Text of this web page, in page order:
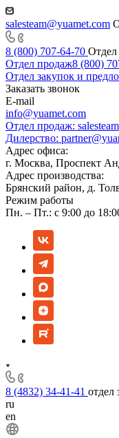
salesteam@yuamet.com
8 (800) 707-64-70
Отдел продаж8 (800)
Отдел закупок и
Заказать звонок
E-mail
info@yuamet.com
Отдел продаж:
Дилерство:
Адрес офиса:
г. Москва, Проспект
Адрес производства:
Брянский район, д.
Режим работы
Пн. – Пт.: с 9:00 до
8 (4832) 34-41-41 отдел
ru
en